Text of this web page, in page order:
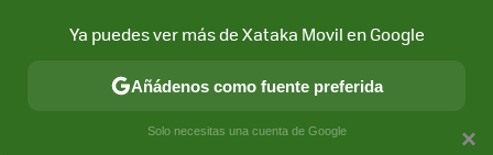
CONECTIVIDAD MÓVIL Y SOCIEDAD APLICACIONES
×
Ya puedes ver más de Xataka Movil en Google
Añádenos como fuente preferida
Solo necesitas una cuenta de Google